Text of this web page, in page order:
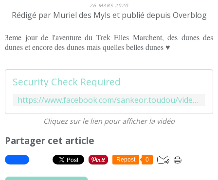
26 MARS 2020
Rédigé par Muriel des Myls et publié depuis Overblog
3eme jour de l'aventure du Trek Elles Marchent, des dunes des
dunes et encore des dunes mais quelles belles dunes ♥
Security Check Required
https://www.facebook.com/sankeor.toudou/videos/188897302565929/
Cliquez sur le lien pour afficher la vidéo
Partager cet article
Repost 0